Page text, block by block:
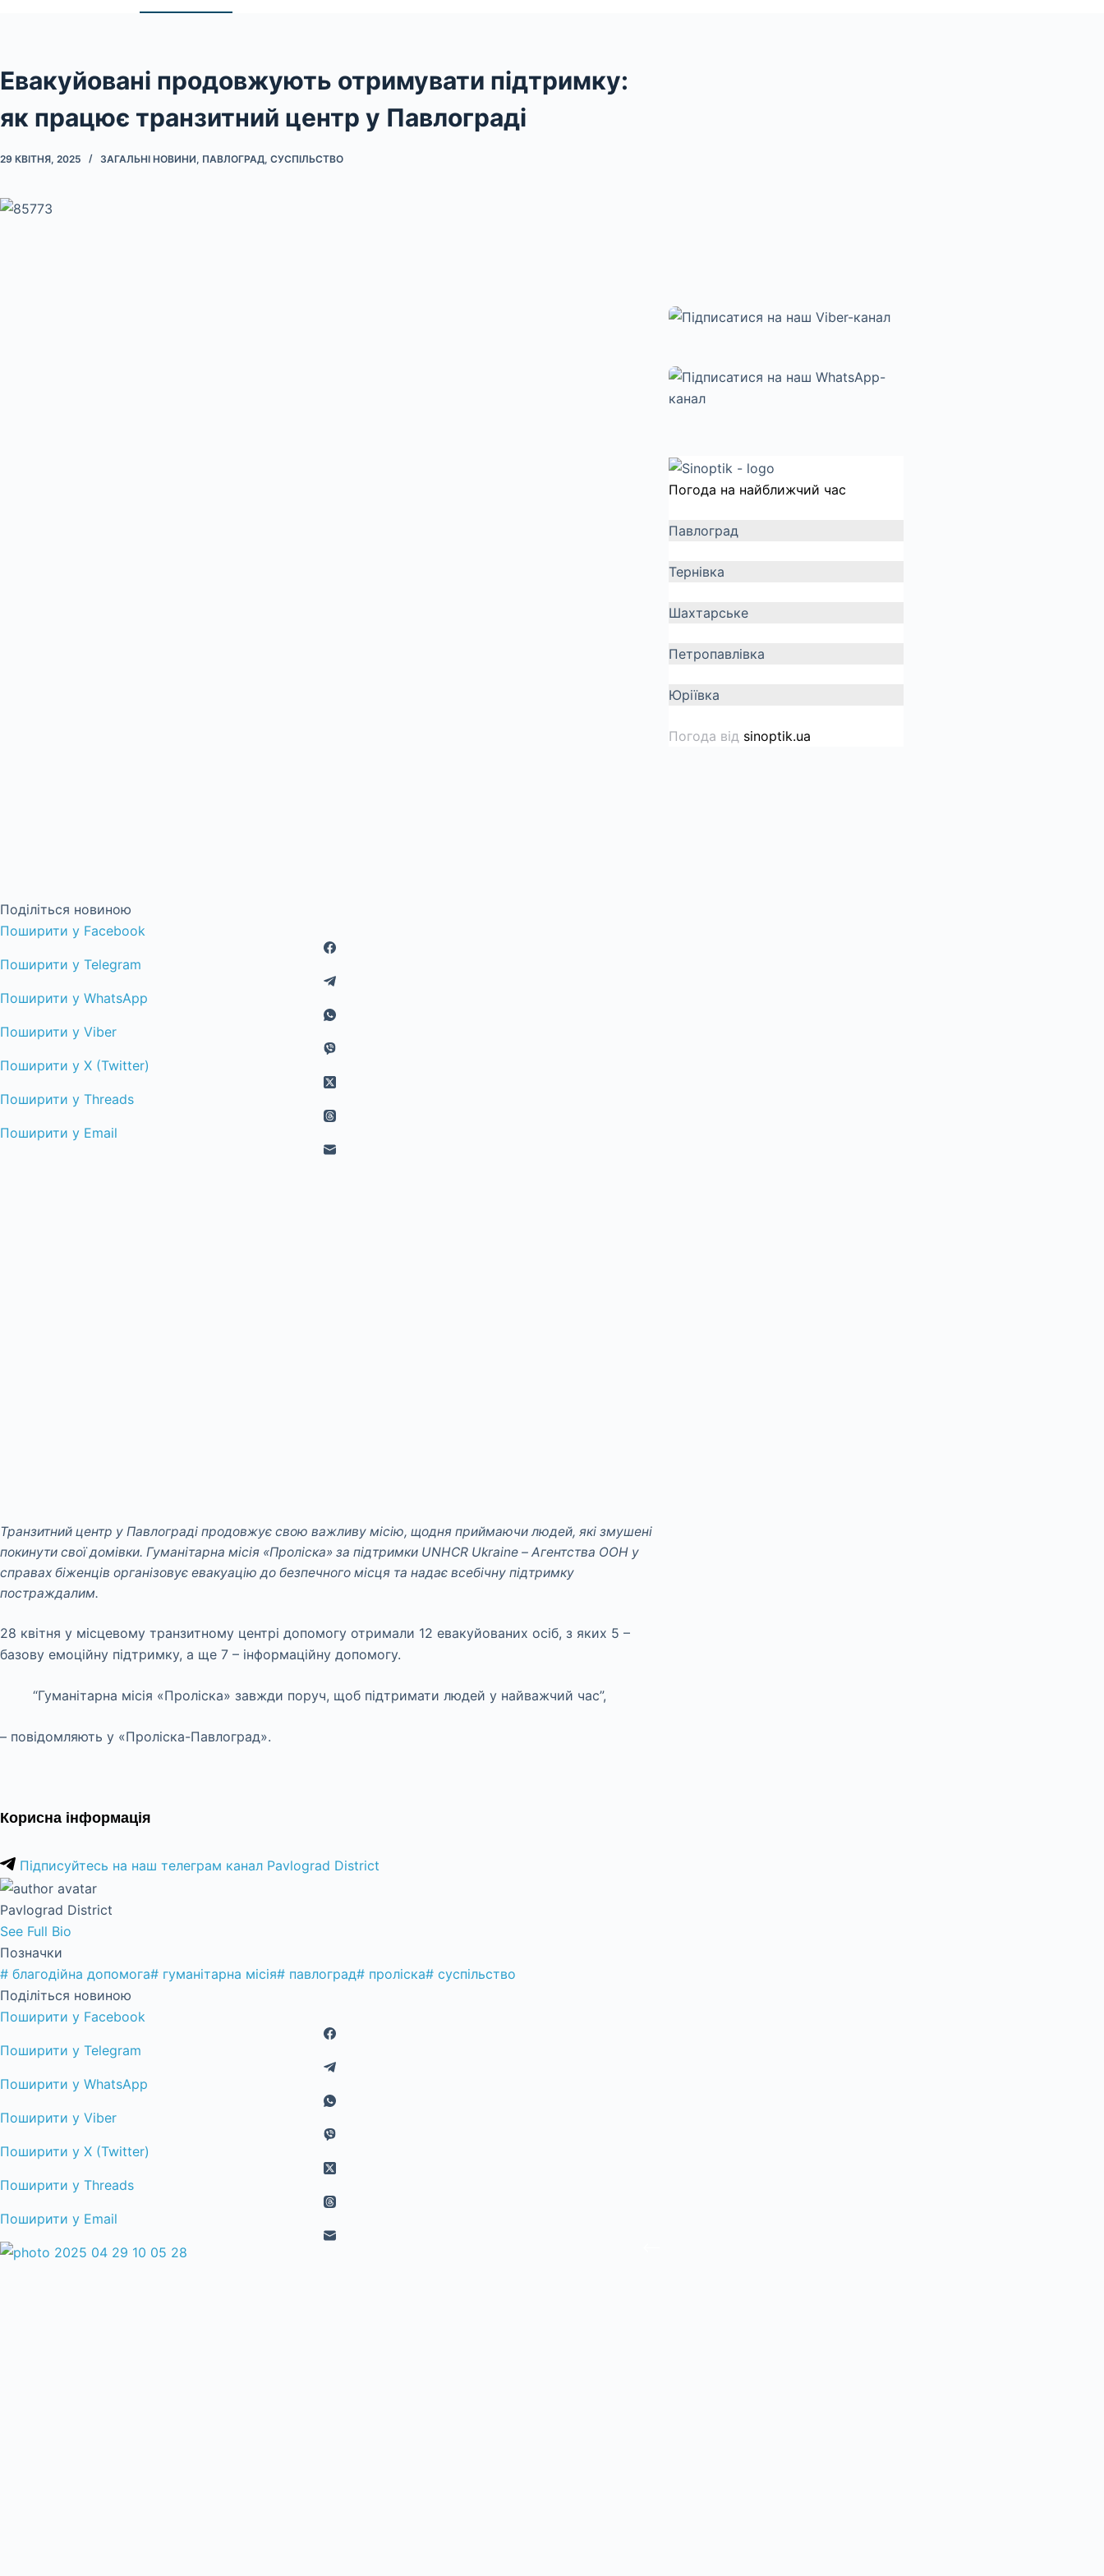
Евакуйовані продовжують отримувати підтримку:
як працює транзитний центр у Павлограді
29 КВІТНЯ, 2025 ЗАГАЛЬНІ НОВИНИ, ПАВЛОГРАД, СУСПІЛЬСТВО
Поділіться новиною
Поширити у Facebook
Поширити у Telegram
Поширити у WhatsApp
Поширити у Viber
Поширити у X (Twitter)
Поширити у Threads
Поширити у Email
Транзитний центр у Павлограді продовжує свою важливу місію, щодня приймаючи людей, які змушені
покинути свої домівки. Гуманітарна місія «Проліска» за підтримки UNHCR Ukraine – Агентства ООН у
справах біженців організовує евакуацію до безпечного місця та надає всебічну підтримку
постраждалим.
28 квітня у місцевому транзитному центрі допомогу отримали 12 евакуйованих осіб, з яких 5 –
базову емоційну підтримку, а ще 7 – інформаційну допомогу.
“Гуманітарна місія «Проліска» завжди поруч, щоб підтримати людей у найважчий час”,
– повідомляють у «Проліска-Павлоград».
Корисна інформація
Підписуйтесь на наш телеграм канал Pavlograd District
Pavlograd District
See Full Bio
Позначки
# благодійна допомога# гуманітарна місія# павлоград# проліска# суспільство
Поділіться новиною
Поширити у Facebook
Поширити у Telegram
Поширити у WhatsApp
Поширити у Viber
Поширити у X (Twitter)
Поширити у Threads
Поширити у Email
Погода на найближчий час
Павлоград
Тернівка
Шахтарське
Петропавлівка
Юріївка
Погода від sinoptik.ua